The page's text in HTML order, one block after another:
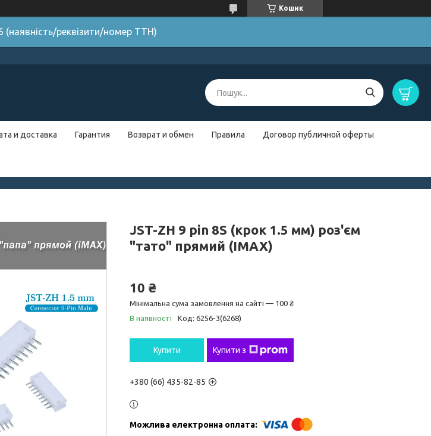
Кошик
(наявність/реквізити/номер ТТН)
и доставка Гарантия Возврат и обмен Правила Договор публичной оферты
JST-ZH 9 pin 8S (крок 1.5 мм) роз'єм
"тато" прямий (IMAX)
10 ₴
Мінімальна сума замовлення на сайті — 100 ₴
В наявності
Код: 6256-3(6268)
Купити Купити з
+380 (66) 435-82-85